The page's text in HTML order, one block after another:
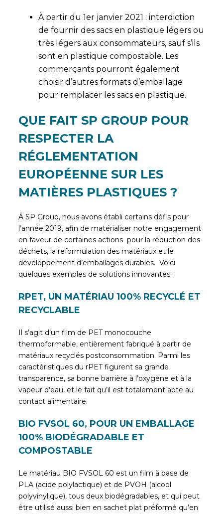
À partir du 1er janvier 2021 : interdiction
de fournir des sacs en plastique légers ou
très légers aux consommateurs, sauf s’ils
sont en plastique compostable. Les
commerçants pourront également
choisir d’autres formats d’emballage
pour remplacer les sacs en plastique.
QUE FAIT SP GROUP POUR
RESPECTER LA
RÉGLEMENTATION
EUROPÉENNE SUR LES
MATIÈRES PLASTIQUES ?
À SP Group, nous avons établi certains défis pour
l’année 2019, afin de matérialiser notre engagement
en faveur de certaines actions pour la réduction des
déchets, la reformulation des matériaux et le
développement d’emballages durables. Voici
quelques exemples de solutions innovantes :
RPET, UN MATÉRIAU 100% RECYCLÉ ET
RECYCLABLE
Il s’agit d’un film de PET monocouche
thermoformable, entièrement fabriqué à partir de
matériaux recyclés postconsommation. Parmi les
caractéristiques du rPET figurent sa grande
transparence, sa bonne barrière à l’oxygène et à la
vapeur d’eau, et le fait qu’il est totalement apte au
contact alimentaire.
BIO FVSOL 60, POUR UN EMBALLAGE
100% BIODÉGRADABLE ET
COMPOSTABLE
Le matériau BIO FVSOL 60 est un film à base de
PLA (acide polylactique) et de PVOH (alcool
polyvinylique), tous deux biodégradables, et qui peut
être utilisé aussi bien en sachet plat préformé qu’en